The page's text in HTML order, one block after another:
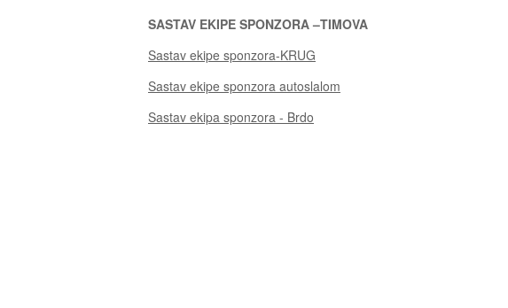
SASTAV EKIPE SPONZORA –TIMOVA
Sastav ekipe sponzora-KRUG
Sastav ekipe sponzora autoslalom
Sastav ekipa sponzora - Brdo